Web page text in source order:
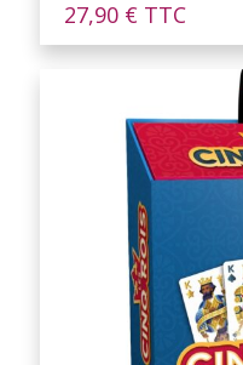
27,90 € TTC